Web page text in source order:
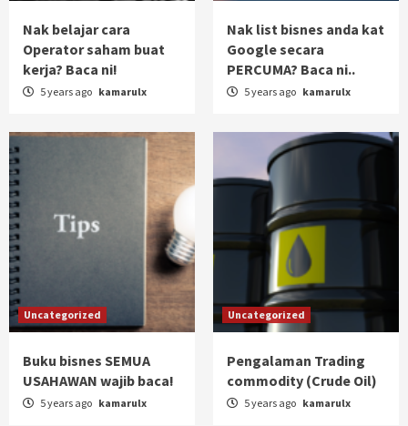
Nak belajar cara
Operator saham buat
kerja? Baca ni!
5 years ago kamarulx
Nak list bisnes anda kat
Google secara
PERCUMA? Baca ni..
5 years ago kamarulx
Uncategorized
Buku bisnes SEMUA
USAHAWAN wajib baca!
5 years ago kamarulx
Uncategorized
Pengalaman Trading
commodity (Crude Oil)
5 years ago kamarulx